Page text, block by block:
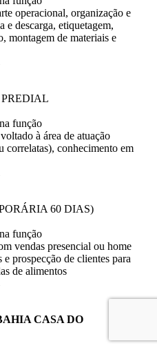
operacional, organização e
e descarga, etiquetagem,
montagem de materiais e
função
à área de atuação
correlatas), conhecimento em
60 DIAS)
função
vendas presencial ou home
prospecção de clientes para
de alimentos
CASA DO